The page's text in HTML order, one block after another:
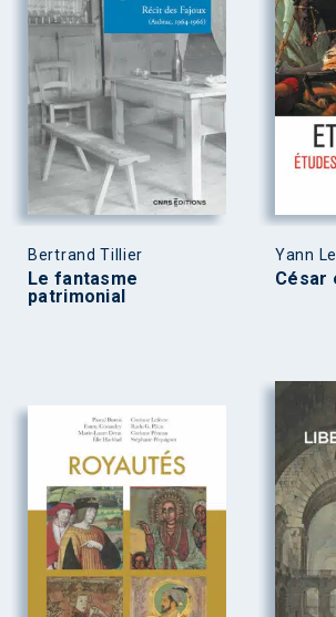
Bertrand Tillier
Le fantasme
patrimonial
Yann
César